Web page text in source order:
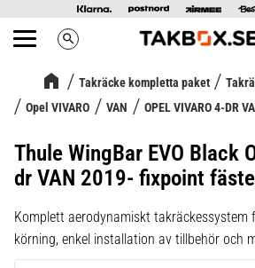
Meny search
Takräcke kompletta paket
Opel VIVARO
VAN OPEL VIVARO 4-DR
Thule WingBar EVO Black
dr VAN 2019- fixpoint fäste
Komplett aerodynamiskt takräckessystem
körning, enkel installation av tillbehör och